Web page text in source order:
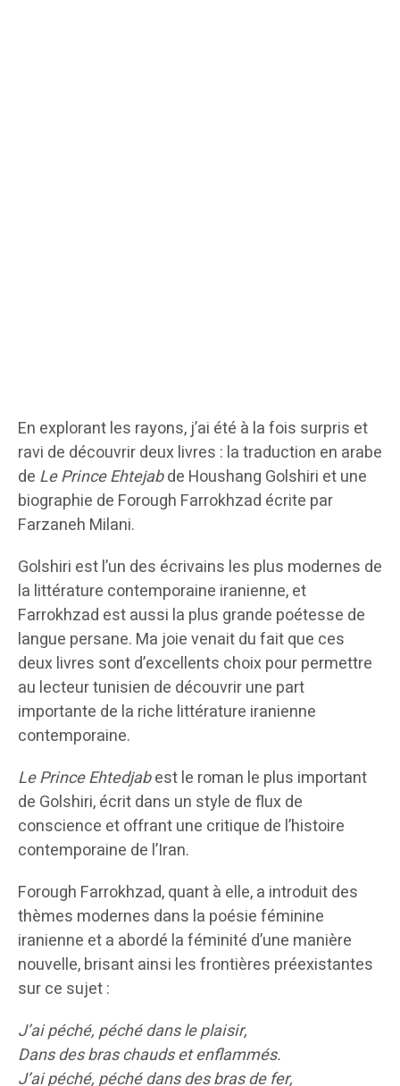
En explorant les rayons, j’ai été à la fois surpris et
ravi de découvrir deux livres : la traduction en arabe
de Le Prince Ehtejabde Houshang Golshiri et une
biographie de Forough Farrokhzad écrite par
Farzaneh Milani.
Golshiri est l’un des écrivains les plus modernes de
la littérature contemporaine iranienne, et
Farrokhzad est aussi la plus grande poétesse de
langue persane. Ma joie venait du fait que ces
deux livres sont d’excellents choix pour permettre
au lecteur tunisien de découvrir une part
importante de la riche littérature iranienne
contemporaine.
Le Prince Ehtedjabest le roman le plus important
de Golshiri, écrit dans un style de flux de
conscience et offrant une critique de l’histoire
contemporaine de l’Iran.
Forough Farrokhzad, quant à elle, a introduit des
thèmes modernes dans la poésie féminine
iranienne et a abordé la féminité d’une manière
nouvelle, brisant ainsi les frontières préexistantes
sur ce sujet :
J’ai péché, péché dans le plaisir,
Dans des bras chauds et enflammés.
J’ai péché, péché dans des bras de fer,